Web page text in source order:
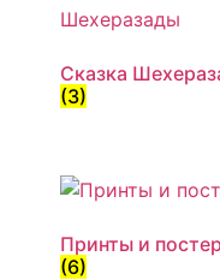
Сказка
(3)
Принты и
(6)